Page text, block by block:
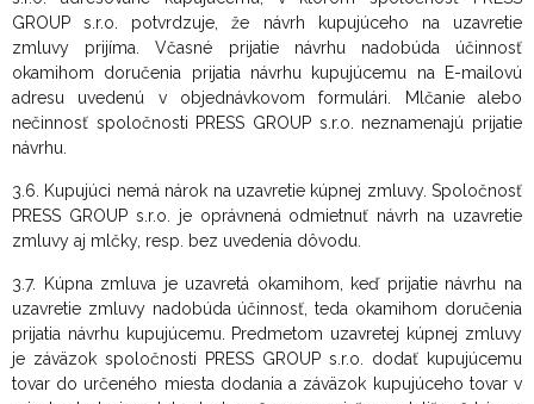
GROUP s.r.o. potvrdzuje, že návrh kupujúceho na uzavretie
zmluvy prijíma. Včasné prijatie návrhu nadobúda účinnosť
okamihom doručenia prijatia návrhu kupujúcemu na E-mailovú
adresu uvedenú v objednávkovom formulári. Mlčanie alebo
nečinnosť spoločnosti PRESS GROUP s.r.o. neznamenajú prijatie
návrhu.
3.6. Kupujúci nemá nárok na uzavretie kúpnej zmluvy. Spoločnosť
PRESS GROUP s.r.o. je oprávnená odmietnuť návrh na uzavretie
zmluvy aj mlčky, resp. bez uvedenia dôvodu.
3.7. Kúpna zmluva je uzavretá okamihom, keď prijatie návrhu na
uzavretie zmluvy nadobúda účinnosť, teda okamihom doručenia
prijatia návrhu kupujúcemu. Predmetom uzavretej kúpnej zmluvy
je záväzok spoločnosti PRESS GROUP s.r.o. dodať kupujúcemu
tovar do určeného miesta dodania a záväzok kupujúceho tovar v